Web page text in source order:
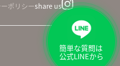
簡単な質問は
公式LINEから
ポリシーshare us